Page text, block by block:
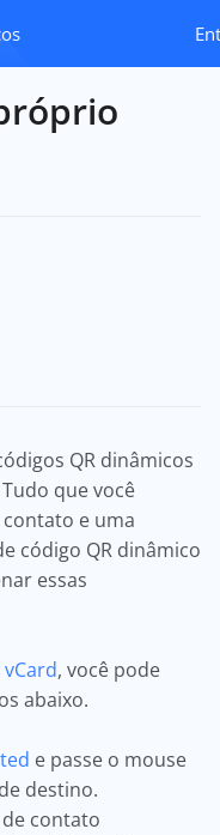
QR dinâmicos
que você
e uma
código QR dinâmico
essas
, você pode
abaixo.
e passe o mouse
destino.
contato